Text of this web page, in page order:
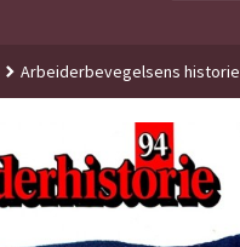
Arbeiderbevegelsens historie